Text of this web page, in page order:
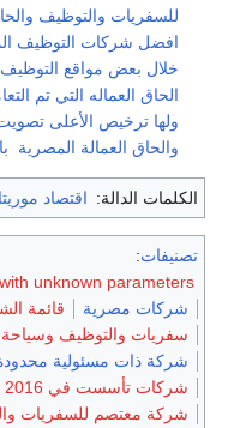
للسفريات والتوظيف
افضل شركات التوظيف
خلال بعض مواقع
الحاق العماله التي تم
ولها ترخيص الأعلى
والحاق العمالة المصرية
الكلمات الدالة: اقتصاد
تصنيفات:
unknown parameters
شركات مصرية
قائمة
سفريات والتوظيف وسياحة
شركة ذات مسئولية
شركات تأسست في 2016
شركة معتصم للسفريات